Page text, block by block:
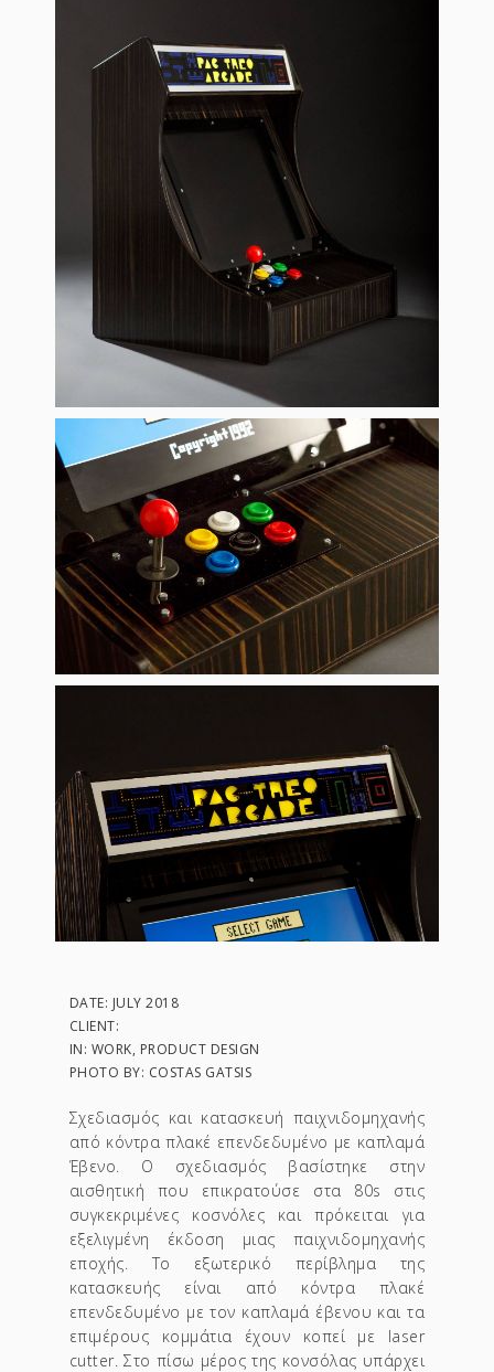
DATE: JULY 2018
CLIENT:
IN: WORK, PRODUCT DESIGN
PHOTO BY: COSTAS GATSIS
Σχεδιασμός και κατασκευή παιχνιδομηχανής
από κόντρα πλακέ επενδεδυμένο με καπλαμά
Έβενο. Ο σχεδιασμός βασίστηκε στην
αισθητική που επικρατούσε στα 80s στις
συγκεκριμένες κοσνόλες και πρόκειται για
εξελιγμένη έκδοση μιας παιχνιδομηχανής
εποχής. Το εξωτερικό περίβλημα της
κατασκευής είναι από κόντρα πλακέ
επενδεδυμένο με τον καπλαμά έβενου και τα
επιμέρους κομμάτια έχουν κοπεί με laser
cutter. Στο πίσω μέρος της κονσόλας υπάρχει